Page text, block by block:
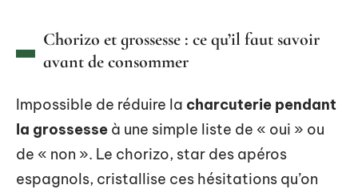
Chorizo et grossesse : ce qu’il faut savoir
avant de consommer
Impossible de réduire la charcuterie pendant
la grossesse à une simple liste de « oui » ou
de « non ». Le chorizo, star des apéros
espagnols, cristallise ces hésitations qu’on